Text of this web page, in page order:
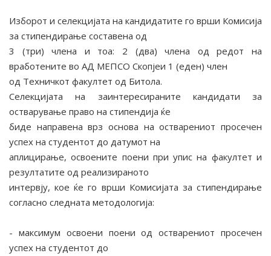
Изборот и селекцијата на кандидатите го врши Комисија
за стипендирање составена од
3 (три) члена и тоа: 2 (два) члена од редот на
вработените во АД МЕПСО Скопјеи 1 (еден) член
од Техничкот факултет од Битола.
Селекцијата на заинтересираните кандидати за
остварување право на стипендија ќе
биде направена врз основа на остварениот просечен
успех на студентот до датумот на
аплицирање, освоените поени при упис на факултет и
резултатите од реализираното
интервју, кое ќе го врши Комисијата за стипендирање
согласно следната методологија:
- максимум освоени поени од остварениот просечен
успех на студентот до